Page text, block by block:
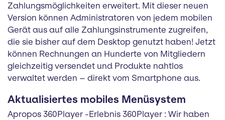
Zahlungsmöglichkeiten erweitert. Mit dieser neuen
Version können Administratoren von jedem mobilen
Gerät aus auf alle Zahlungsinstrumente zugreifen,
die sie bisher auf dem Desktop genutzt haben! Jetzt
können Rechnungen an Hunderte von Mitgliedern
gleichzeitig versendet und Produkte nahtlos
verwaltet werden – direkt vom Smartphone aus.
Aktualisiertes mobiles Menüsystem
Apropos 360Player -Erlebnis 360Player : Wir haben